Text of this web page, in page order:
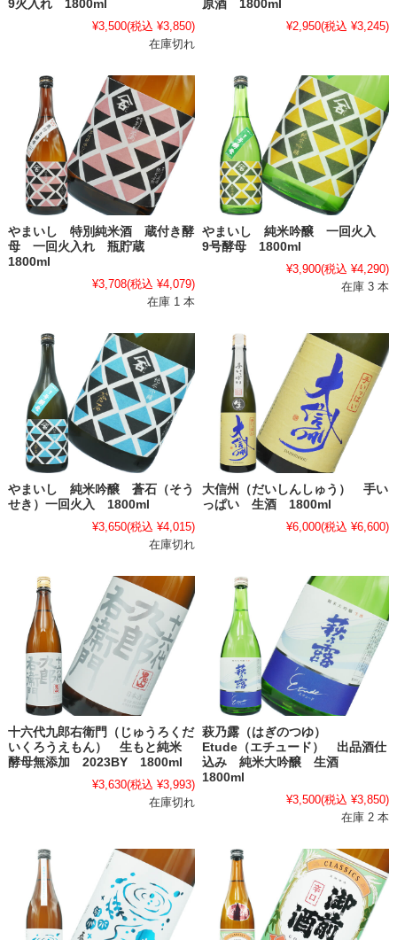
9火入れ 1800ml
¥3,500(税込 ¥3,850)
在庫切れ
原酒 1800ml
¥2,950(税込 ¥3,245)
やまいし 特別純米酒 蔵付き酵
母 一回火入れ 瓶貯蔵
1800ml
¥3,708(税込 ¥4,079)
在庫 1 本
やまいし 純米吟醸 一回火入
9号酵母 1800ml
¥3,900(税込 ¥4,290)
在庫 3 本
やまいし 純米吟醸 蒼石（そう
せき）一回火入 1800ml
¥3,650(税込 ¥4,015)
在庫切れ
大信州（だいしんしゅう） 手い
っぱい 生酒 1800ml
¥6,000(税込 ¥6,600)
十六代九郎右衛門（じゅうろくだ
いくろうえもん） 生もと純米
酵母無添加 2023BY 1800ml
¥3,630(税込 ¥3,993)
在庫切れ
萩乃露（はぎのつゆ）
Etude（エチュード） 出品酒仕
込み 純米大吟醸 生酒
1800ml
¥3,500(税込 ¥3,850)
在庫 2 本